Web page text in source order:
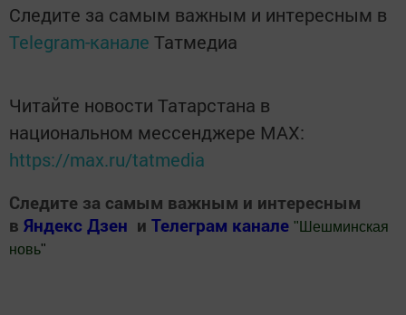
Следите за самым важным и интересным в
Telegram-канале Татмедиа
Читайте новости Татарстана в
национальном мессенджере MАХ:
https://max.ru/tatmedia
Следите за самым важным и интересным
в Яндекс Дзен и Телеграм канале " Шешминская
новь"